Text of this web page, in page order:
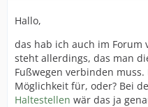
Hallo,
das hab ich auch im Forum
steht allerdings, das man
Fußwegen verbinden
Möglichkeit für, oder? Bei
Haltestellen wär das ja